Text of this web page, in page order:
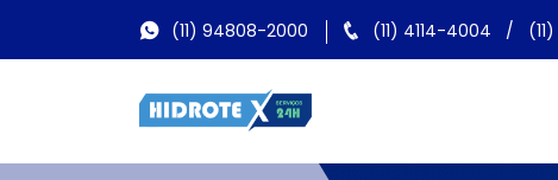
(11) 94808-2000 (11) 4114-4004 /